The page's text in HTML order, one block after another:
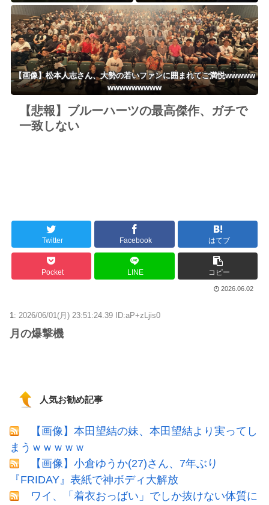
「販売価格上げざるを得ない」
す 容疑で中学生2人含む7人逮
捕・・・
【画像】松本人志さん、大勢の若いファンに囲まれてご満悦wwwww
wwwwwwwww
【悲報】ブルーハーツの最高傑作、ガチで
一致しない
Twitter Facebook はてブ
Pocket LINE コピー
2026.06.02
1: 2026/06/01(月) 23:51:24.39 ID:aP+zLjis0
月の爆撃機
人気お勧め記事
【画像】本田望結の妹、本田望結より実ってし
まうｗｗｗｗｗ
【画像】小倉ゆうか(27)さん、7年ぶり
『FRIDAY』表紙で神ボディ大解放
ワイ、「着衣おっばい」でしか抜けない体質に